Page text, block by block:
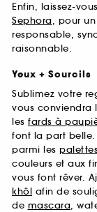
Enfin, laissez-
Sephora, pour
responsable,
raisonnable.
Yeux + Sourcils
Sublimez votre
vous conviendra
les fards à
font la part belle.
parmi les
couleurs et aux
vous font rêver.
khôl afin de
de mascara,